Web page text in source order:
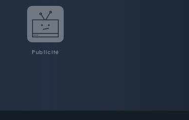
Publicité